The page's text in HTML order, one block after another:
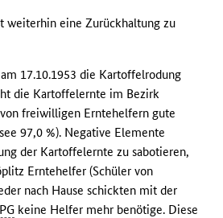
weiterhin eine Zurückhaltung zu
17.10.1953 die Kartoffelrodung
die Kartoffelernte im Bezirk
freiwilligen Erntehelfern gute
97,0 %). Negative Elemente
der Kartoffelernte zu sabotieren,
Erntehelfer (Schüler von
nach Hause schickten mit der
keine Helfer mehr benötige. Diese